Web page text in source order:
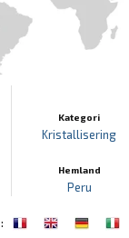
Kategori
Kristallisering
Hemland
Peru
: